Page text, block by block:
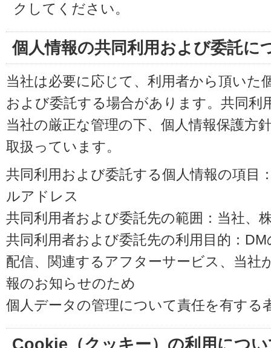
クしてください。
個人情報の共同利用および委託に
当社は必要に応じて、利用者から頂いた
および委託する場合があります。共同利
当社の厳正な管理の下、個人情報保護方
取扱っています。
共同利用および委託する個人情報の項目
ルアドレス
共同利用者および委託先の範囲：当社、
共同利用者および委託先の利用目的：
配信、関連するアフターサービス、当社
報のお知らせのため
個人データの管理について責任を有する
Cookie（クッキー）の利用につ